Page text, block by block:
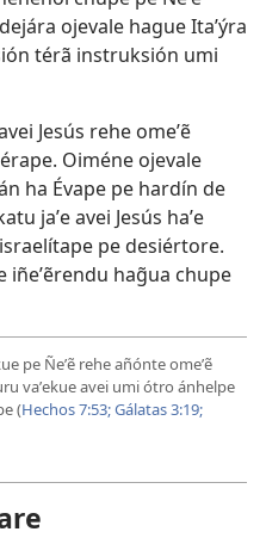
ojevale hague Itaʼýra
térã instruksión umi
Jesús rehe omeʼẽ
Oiméne ojevale
ha Évape pe hardín de
jaʼe avei Jesús haʼe
pe desiértore.
iñeʼẽrendu hag̃ua chupe
pe Ñeʼẽ rehe añónte omeʼẽ
vaʼekue avei umi ótro ánhelpe
(Hechos 7:53;Gálatas 3:19;